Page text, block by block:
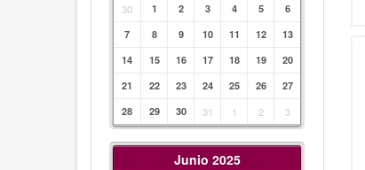
30 1 2 3 4 5
6
7
8 9 10 11 12
13
14
15 16 17 18 19
20
21
22 23 24 25 26
27
28
29 30 31 1 2 3
Junio 2025